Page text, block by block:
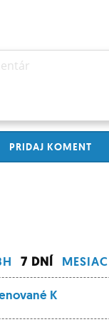
PRIDAJ KOMENT
7 DNÍ MESIAC
K